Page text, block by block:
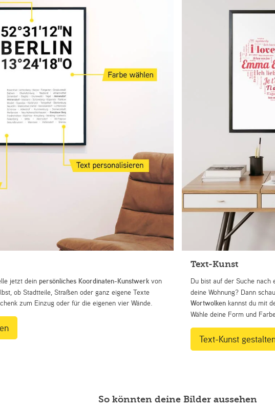
jetzt dein persönliches Koordinaten-Kunstwerk von
ob Stadtteile, Straßen oder ganz eigene Texte
zum Einzug oder für die eigenen vier Wände.
Text-Kunst
Du bist auf der Suche nach
deine Wohnung? Dann
Wortwolken kannst du mit
Wähle deine Form und
Text-Kunst
So könnten deine Bilder aussehen